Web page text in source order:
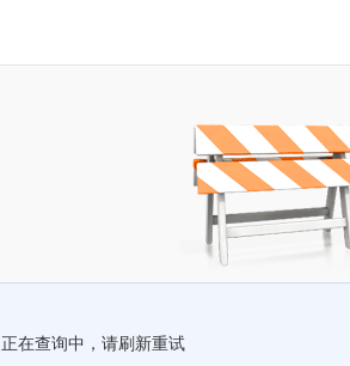
正在查询中，请刷新重试